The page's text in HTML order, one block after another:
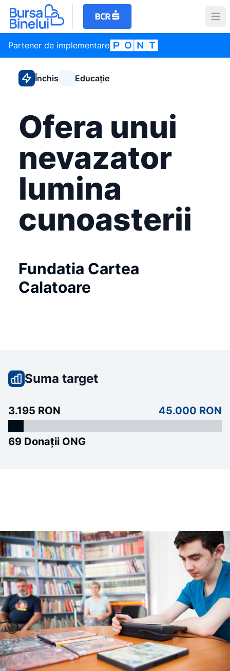
Partener de implementare
Închis Educație
Ofera unui
nevazator
lumina
cunoasterii
Fundatia Cartea
Calatoare
Suma target
3.195 RON 45.000 RON
69 Donații ONG